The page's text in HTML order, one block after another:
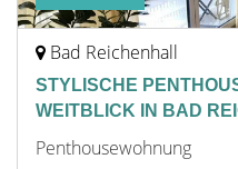
Bad Reichenhall
STYLISCHE
WEITBLICK IN BAD
Penthousewohnung